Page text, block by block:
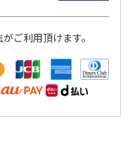
ご利用頂けます。